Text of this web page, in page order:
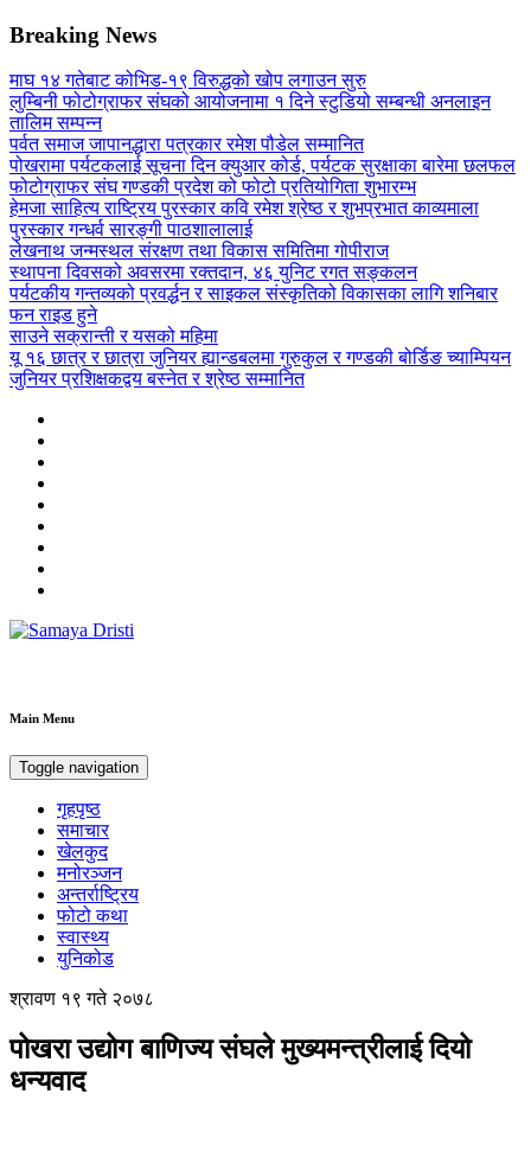
Breaking News
माघ १४ गतेबाट कोभिड-१९ विरुद्धको खोप लगाउन सुरु
लुम्बिनी फोटोग्राफर संघको आयोजनामा १ दिने स्टुडियो सम्बन्धी अनलाइन
तालिम सम्पन्न
पर्वत समाज जापानद्धारा पत्रकार रमेश पौडेल सम्मानित
पोखरामा पर्यटकलाई सूचना दिन क्युआर कोर्ड, पर्यटक सुरक्षाका बारेमा छलफल
फोटोग्राफर संघ गण्डकी प्रदेश को फोटो प्रतियोगिता शुभारम्भ
हेमजा साहित्य राष्ट्रिय पुरस्कार कवि रमेश श्रेष्ठ र शुभप्रभात काव्यमाला
पुरस्कार गन्धर्व सारङ्गी पाठशालालाई
लेखनाथ जन्मस्थल संरक्षण तथा विकास समितिमा गोपीराज
स्थापना दिवसको अवसरमा रक्तदान, ४६ युनिट रगत सङ्कलन
पर्यटकीय गन्तव्यको प्रवर्द्धन र साइकल संस्कृतिको विकासका लागि शनिबार
फन राइड हुने
साउने सक्रान्ती र यसको महिमा
यू १६ छात्र र छात्रा जुनियर ह्यान्डबलमा गुरुकुल र गण्डकी बोर्डिङ च्याम्पियन
जुनियर प्रशिक्षकद्वय बस्नेत र श्रेष्ठ सम्मानित
Main Menu
Toggle navigation
गृहपृष्ठ
समाचार
खेलकुद
मनोरञ्जन
अन्तर्राष्ट्रिय
फोटो कथा
स्वास्थ्य
युनिकोड
श्रावण १९ गते २०७८
पोखरा उद्योग बाणिज्य संघले मुख्यमन्त्रीलाई दियो
धन्यवाद